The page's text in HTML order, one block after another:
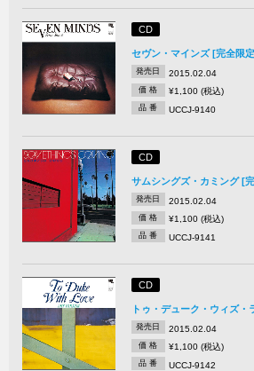
CD
セヴン・マインズ [完全限
発売日 2015.02.04
価 格 ¥1,100 (税込)
品 番 UCCJ-9140
CD
サムシングズ・カミング [
発売日 2015.02.04
価 格 ¥1,100 (税込)
品 番 UCCJ-9141
CD
トゥ・デューク・ウィズ・
発売日 2015.02.04
価 格 ¥1,100 (税込)
品 番 UCCJ-9142